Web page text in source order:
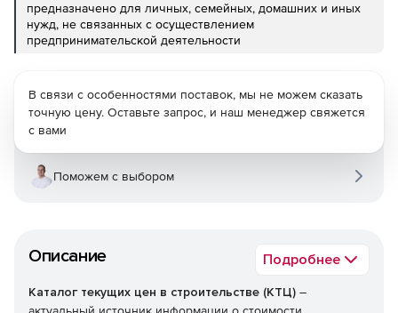
предназначено для личных, семейных, домашних и иных
нужд, не связанных с осуществлением
предпринимательской деятельности
Описание Подробнее
Каталог текущих цен в строительстве (КТЦ) –
В связи с особенностями поставок, мы не можем сказать
точную цену. Оставьте запрос, и наш менеджер свяжется
с вами
Поможем с выбором